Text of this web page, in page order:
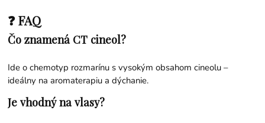
❓ FAQ
Čo znamená CT cineol?
Ide o chemotyp rozmarínu s vysokým obsahom cineolu –
ideálny na aromaterapiu a dýchanie.
Je vhodný na vlasy?